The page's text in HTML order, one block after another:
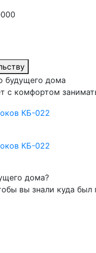
будущего дома
с комфортом
дома?
вы знали куда